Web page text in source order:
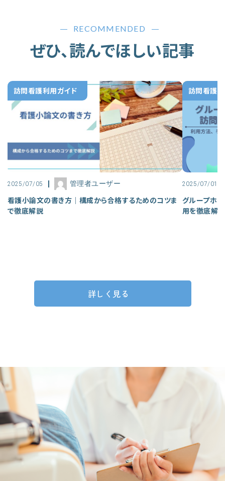
RECOMMENDED
ぜひ、読んでほしい記事
訪問看護利用ガイド
2025/07/05 管理者ユーザー
看護小論文の書き方｜構成から合格するためのコツま
で徹底解説
訪問看護
2025/07/01
グループホー
用を徹底解説
詳しく見る